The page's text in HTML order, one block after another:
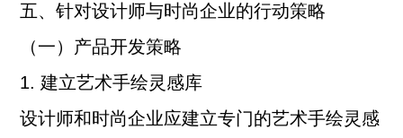
五、针对设计师与时尚企业的行动策略
（一）产品开发策略
1. 建立艺术手绘灵感库
设计师和时尚企业应建立专门的艺术手绘灵感